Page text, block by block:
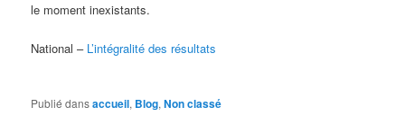
le moment inexistants.
National – L’intégralité des résultats
Publié dansaccueil, Blog,Non classé